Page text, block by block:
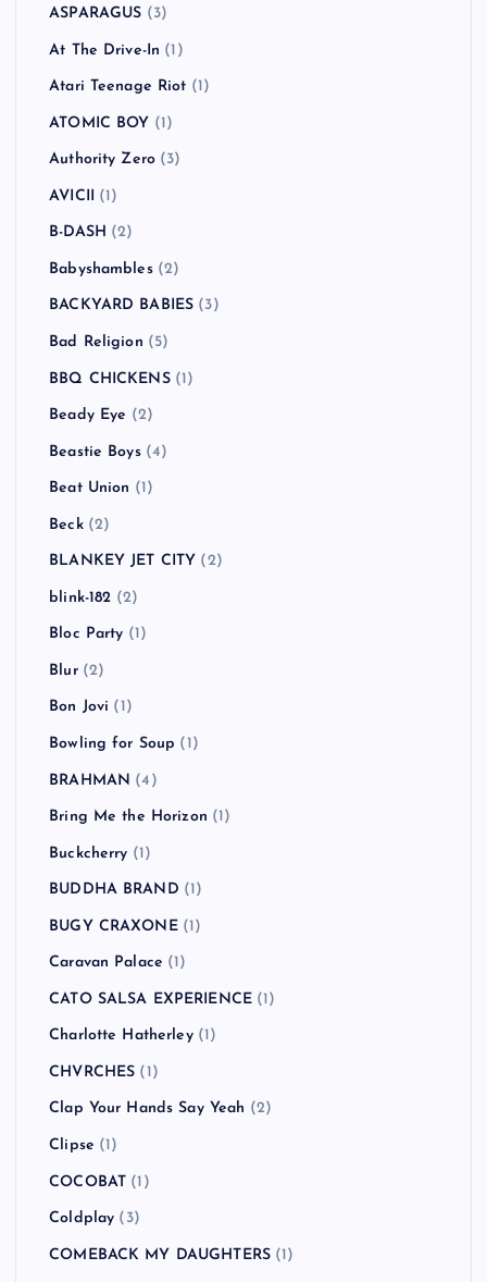
ASPARAGUS (3)
At The Drive-In (1)
Atari Teenage Riot (1)
ATOMIC BOY (1)
Authority Zero (3)
AVICII (1)
B-DASH (2)
Babyshambles(2)
BACKYARD BABIES (3)
Bad Religion (5)
BBQ CHICKENS(1)
Beady Eye (2)
Beastie Boys(4)
Beat Union (1)
Beck(2)
BLANKEY JET CITY (2)
blink-182 (2)
Bloc Party (1)
Blur(2)
Bon Jovi (1)
Bowling for Soup (1)
BRAHMAN (4)
Bring Me the Horizon (1)
Buckcherry (1)
BUDDHA BRAND (1)
BUGY CRAXONE(1)
Caravan Palace (1)
CATO SALSA EXPERIENCE (1)
Charlotte Hatherley(1)
CHVRCHES (1)
Clap Your Hands Say Yeah (2)
Clipse (1)
COCOBAT (1)
Coldplay (3)
COMEBACK MY DAUGHTERS (1)